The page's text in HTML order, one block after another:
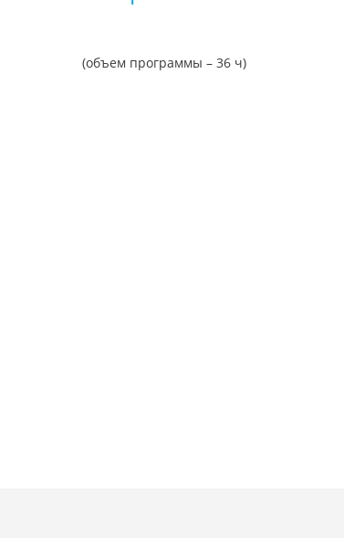
(объем программы – 36 ч)